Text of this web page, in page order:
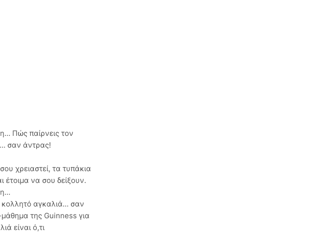
Πώς παίρνεις τον
σαν άντρας!
χρειαστεί, τα τυπάκια
έτοιμα να σου δείξουν.
κολλητό αγκαλιά… σαν
της Guinness για
είναι ό,τι